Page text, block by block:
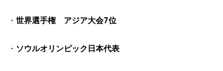
・ 世界選手権 アジア大会7位
・ ソウルオリンピック日本代表